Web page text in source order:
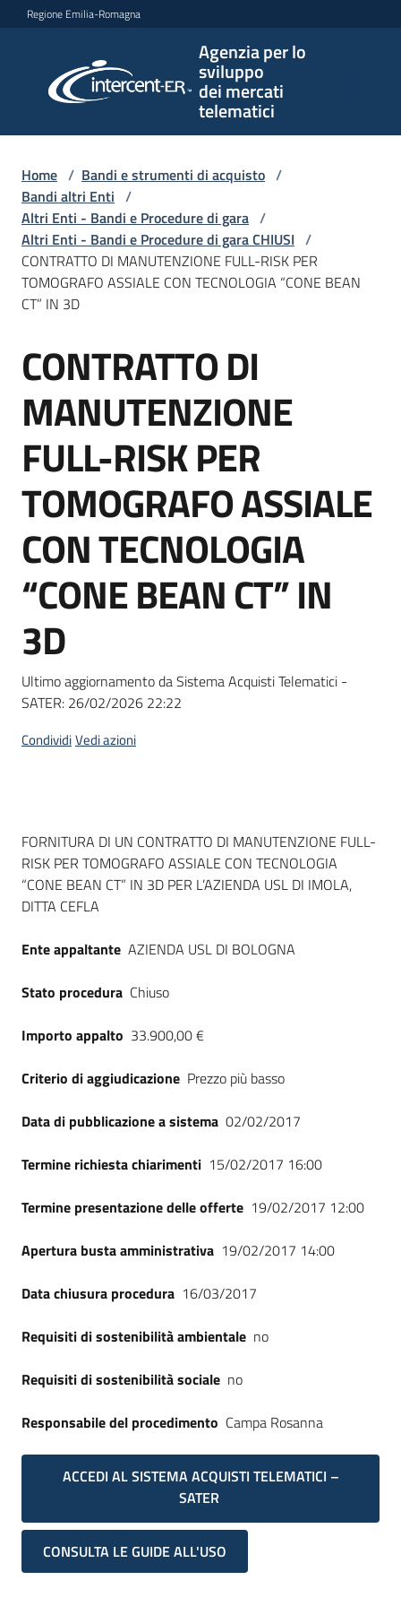
Vai al contenuto
Vai alla navigazione
Vai al footer
Regione Emilia-Romagna
Agenzia per lo
sviluppo
dei mercati
telematici
per lo
sviluppo
telematici
L'Agenzia
e
strumenti
acquisto
Supporto
Piattaforme
telematiche
English
site
su
Home / Bandi e strumenti di acquisto /
Bandi altri Enti /
Altri Enti - Bandi e Procedure di gara /
Altri Enti - Bandi e Procedure di gara CHIUSI /
CONTRATTO DI MANUTENZIONE FULL-RISK PER
TOMOGRAFO ASSIALE CON TECNOLOGIA “CONE BEAN
CT” IN 3D
Salta al contenuto
CONTRATTO DI
MANUTENZIONE
FULL-RISK PER
TOMOGRAFO ASSIALE
CON TECNOLOGIA
“CONE BEAN CT” IN
3D
Ultimo aggiornamento da Sistema Acquisti Telematici -
SATER: 26/02/2026 22:22
CondividiVedi azioni
Dati del bando
FORNITURA DI UN CONTRATTO DI MANUTENZIONE FULL-
RISK PER TOMOGRAFO ASSIALE CON TECNOLOGIA
“CONE BEAN CT” IN 3D PER L’AZIENDA USL DI IMOLA,
DITTA CEFLA
Ente appaltante AZIENDA USL DI BOLOGNA
Stato procedura Chiuso
Importo appalto 33.900,00 €
Criterio di aggiudicazione Prezzo più basso
Data di pubblicazione a sistema 02/02/2017
Termine richiesta chiarimenti 15/02/2017 16:00
Termine presentazione delle offerte 19/02/2017 12:00
Apertura busta amministrativa 19/02/2017 14:00
Data chiusura procedura 16/03/2017
Requisiti di sostenibilità ambientale no
Requisiti di sostenibilità sociale no
Responsabile del procedimento Campa Rosanna
ACCEDI AL SISTEMA ACQUISTI TELEMATICI –
SATER
CONSULTA LE GUIDE ALL'USO